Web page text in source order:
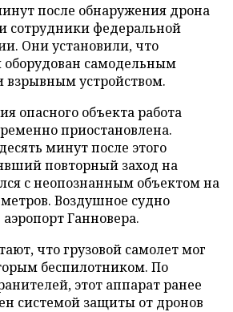
после обнаружения дрона
сотрудники федеральной
Они установили, что
оборудован самодельным
взрывным устройством.
опасного объекта работа
приостановлена.
минут после этого
повторный заход на
с неопознанным объектом на
Воздушное судно
Ганновера.
что грузовой самолет мог
беспилотником. По
этот аппарат ранее
системой защиты от дронов